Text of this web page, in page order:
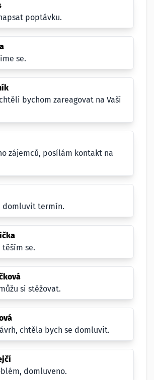
poptávku.
se.
bychom zareagovat na Vaši
zájemců, posílám kontakt na
domluvit termín.
těším se.
si stěžovat.
chtěla bych se domluvit.
domluveno.